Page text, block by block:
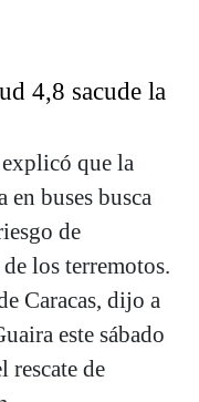
4,8 sacude la
que la
en buses busca
de
los terremotos.
Caracas, dijo a
este sábado
rescate de